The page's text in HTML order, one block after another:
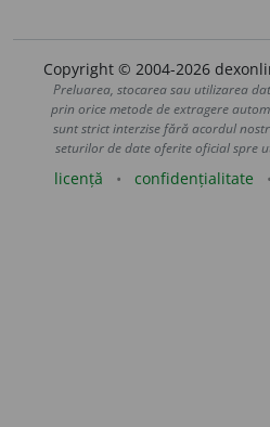
Copyright © 2004-2026
Preluarea, stocarea sau utilizarea
prin orice metode de extragere
sunt strict interzise fără acordul
seturilor de date oferite oficial spre
licență confidențialitate